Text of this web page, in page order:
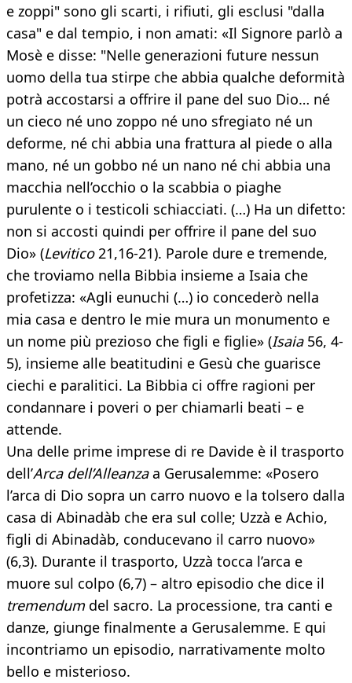
e zoppi" sono gli scarti, i rifiuti, gli esclusi "dalla
casa" e dal tempio, i non amati: «Il Signore parlò a
Mosè e disse: "Nelle generazioni future nessun
uomo della tua stirpe che abbia qualche deformità
potrà accostarsi a offrire il pane del suo Dio… né
un cieco né uno zoppo né uno sfregiato né un
deforme, né chi abbia una frattura al piede o alla
mano, né un gobbo né un nano né chi abbia una
macchia nell’occhio o la scabbia o piaghe
purulente o i testicoli schiacciati. (…) Ha un difetto:
non si accosti quindi per offrire il pane del suo
Dio» (Levitico21,16-21). Parole dure e tremende,
che troviamo nella Bibbia insieme a Isaia che
profetizza: «Agli eunuchi (…) io concederò nella
mia casa e dentro le mie mura un monumento e
un nome più prezioso che figli e figlie» (Isaia56, 4-
5), insieme alle beatitudini e Gesù che guarisce
ciechi e paralitici. La Bibbia ci offre ragioni per
condannare i poveri o per chiamarli beati – e
attende.
Una delle prime imprese di re Davide è il trasporto
dell’Arca dell’Alleanzaa Gerusalemme: «Posero
l’arca di Dio sopra un carro nuovo e la tolsero dalla
casa di Abinadàb che era sul colle; Uzzà e Achio,
figli di Abinadàb, conducevano il carro nuovo»
(6,3). Durante il trasporto, Uzzà tocca l’arca e
muore sul colpo (6,7) – altro episodio che dice il
tremendumdel sacro. La processione, tra canti e
danze, giunge finalmente a Gerusalemme. E qui
incontriamo un episodio, narrativamente molto
bello e misterioso.